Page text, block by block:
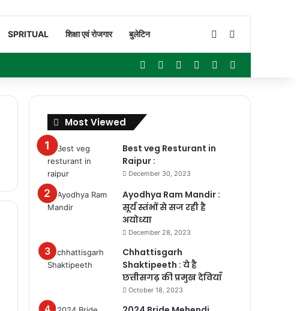
SPRITUAL शिक्षा एवं रोजगार बुलेटिन Switch skin
Facebook YouTubeInstagramWhatsApp
Most Viewed
Best veg Resturant in
Raipur :
December 30, 2023
Ayodhya Ram Mandir :
सूर्य स्तंभों से सज रही है
अयोध्या
December 28, 2023
Chhattisgarh
Shaktipeeth : ये है
छत्तीसगढ़ की प्रमुख देवियाँ
October 18, 2023